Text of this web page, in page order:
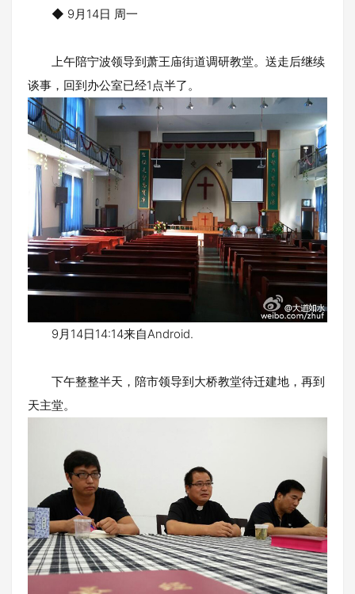
◆ 9月14日 周一
上午陪宁波领导到萧王庙街道调研教堂。送走后继续
谈事，回到办公室已经1点半了。
9月14日14:14来自Android.
下午整整半天，陪市领导到大桥教堂待迁建地，再到
天主堂。